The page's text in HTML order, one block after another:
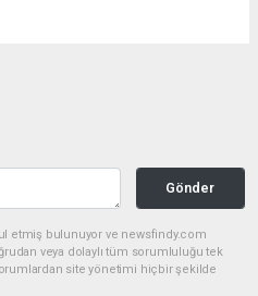
Gönder
etmiş bulunuyor ve newsfindy.com
veya dolaylı tüm sorumluluğu tek
site yönetimi hiçbir şekilde